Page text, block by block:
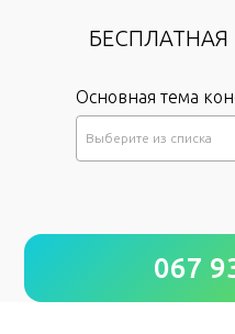
Основная тема
Выберите из списка
Как к Вам
067